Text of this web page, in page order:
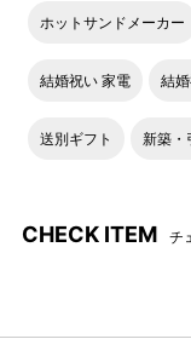
ホットサンドメーカー
結婚祝い 家電 結
送別ギフト 新築・
CHECK ITEM チ